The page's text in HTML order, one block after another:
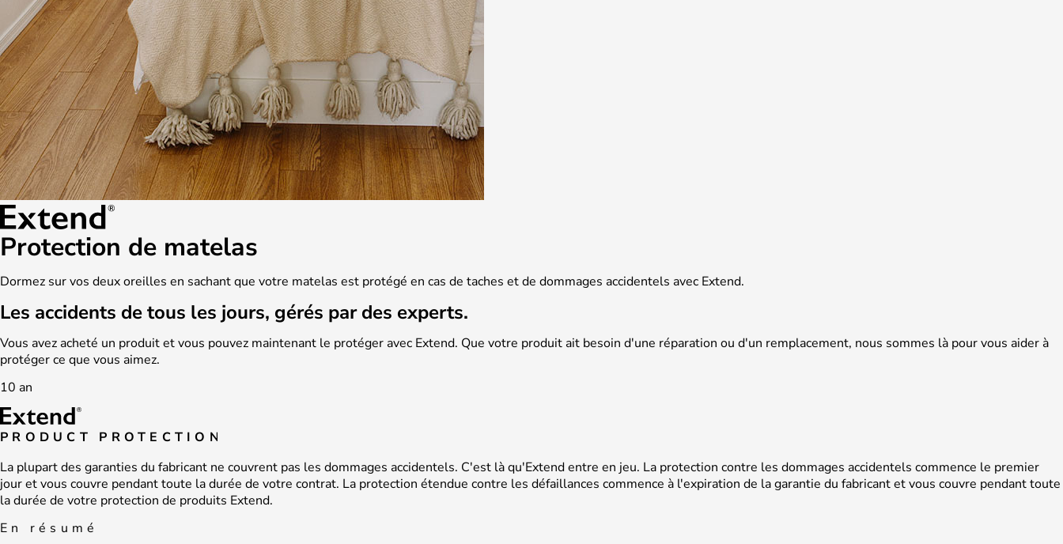
Protection de matelas
Dormez sur vos deux oreilles en sachant que votre matelas est protégé en cas de taches et de dommages accidentels avec Extend.
Les accidents de tous les jours, gérés par des experts.
Vous avez acheté un produit et vous pouvez maintenant le protéger avec Extend. Que votre produit ait besoin d'une réparation ou d'un remplacement, nous sommes là pour vous aider à
protéger ce que vous aimez.
10 an
PRODUCT PROTECTION
La plupart des garanties du fabricant ne couvrent pas les dommages accidentels. C'est là qu'Extend entre en jeu. La protection contre les dommages accidentels commence le premier
jour et vous couvre pendant toute la durée de votre contrat. La protection étendue contre les défaillances commence à l'expiration de la garantie du fabricant et vous couvre pendant toute
la durée de votre protection de produits Extend.
En résumé